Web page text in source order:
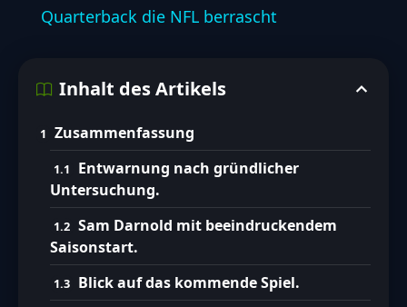
Quarterback die NFL berrascht
Inhalt des Artikels
Zusammenfassung
Entwarnung nach gründlicher
Untersuchung.
Sam Darnold mit beeindruckendem
Saisonstart.
Blick auf das kommende Spiel.